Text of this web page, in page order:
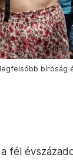
bíróság
fél